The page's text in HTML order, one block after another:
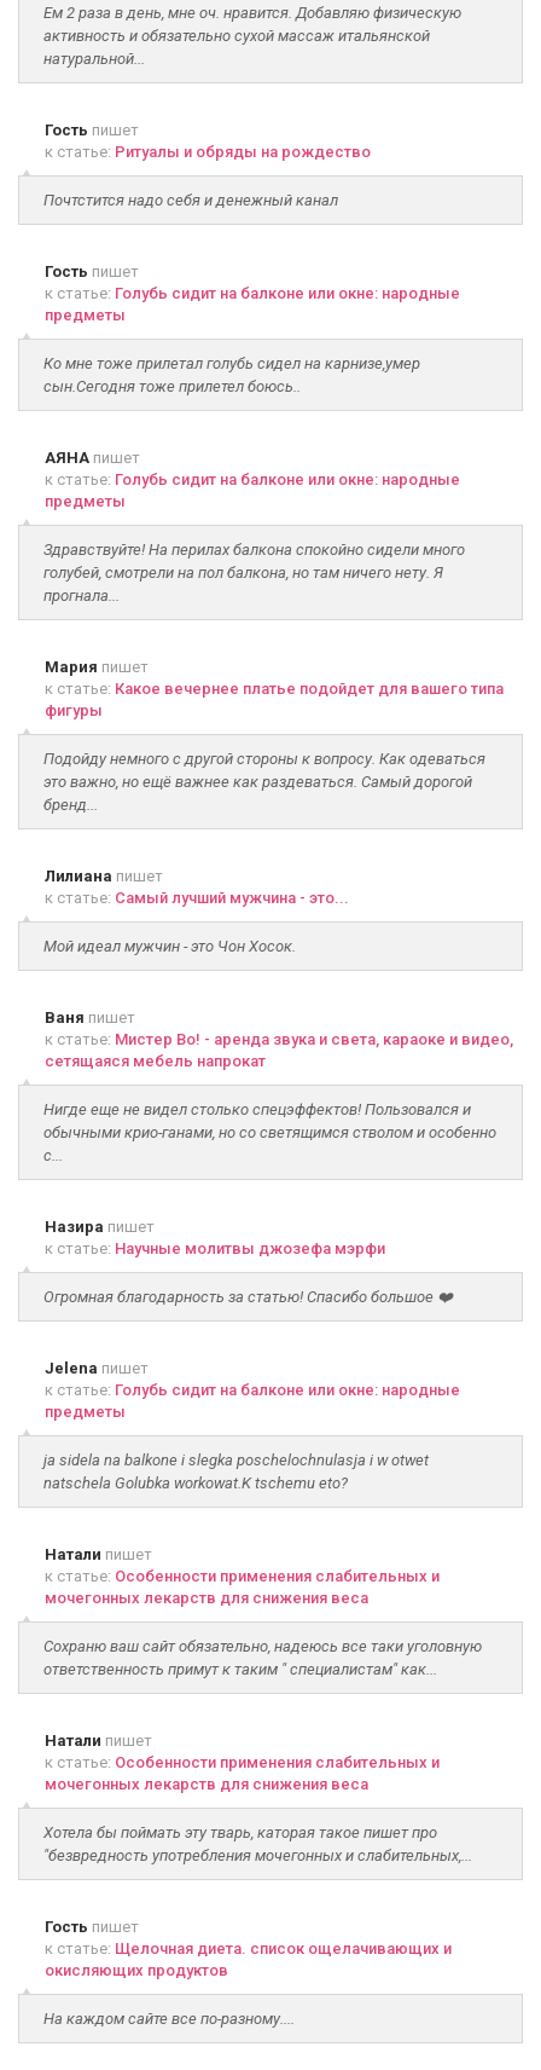
Ем 2 раза в день, мне оч. нравится. Добавляю физическую
активность и обязательно сухой массаж итальянской
натуральной...
Гость пишет
к статье: Ритуалы и обряды на рождество
Почтстится надо себя и денежный канал
Гость пишет
к статье: Голубь сидит на балконе или окне: народные
предметы
Ко мне тоже прилетал голубь сидел на карнизе,умер
сын.Сегодня тоже прилетел боюсь..
АЯНА пишет
к статье: Голубь сидит на балконе или окне: народные
предметы
Здравствуйте! На перилах балкона спокойно сидели много
голубей, смотрели на пол балкона, но там ничего нету. Я
прогнала...
Мария пишет
к статье: Какое вечернее платье подойдет для вашего типа
фигуры
Подойду немного с другой стороны к вопросу. Как одеваться
это важно, но ещё важнее как раздеваться. Самый дорогой
бренд...
Лилиана пишет
к статье: Самый лучший мужчина - это...
Мой идеал мужчин - это Чон Хосок.
Ваня пишет
к статье: Мистер Во! - аренда звука и света, караоке и видео,
сетящаяся мебель напрокат
Нигде еще не видел столько спецэффектов! Пользовался и
обычными крио-ганами, но со светящимся стволом и особенно
с...
Назира пишет
к статье: Научные молитвы джозефа мэрфи
Огромная благодарность за статью! Спасибо большое ❤️
Jelena пишет
к статье: Голубь сидит на балконе или окне: народные
предметы
ja sidela na balkone i slegka poschelochnulasja i w otwet
natschela Golubka workowat.K tschemu eto?
Натали пишет
к статье: Особенности применения слабительных и
мочегонных лекарств для снижения веса
Сохраню ваш сайт обязательно, надеюсь все таки уголовную
ответственность примут к таким " специалистам" как...
Натали пишет
к статье: Особенности применения слабительных и
мочегонных лекарств для снижения веса
Хотела бы поймать эту тварь, каторая такое пишет про
"безвредность употребления мочегонных и слабительных,...
Гость пишет
к статье: Щелочная диета. список ощелачивающих и
окисляющих продуктов
На каждом сайте все по-разному....